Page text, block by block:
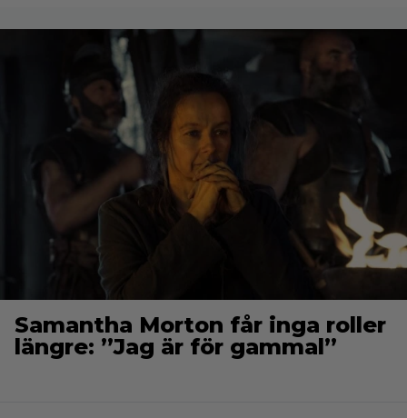
Samantha Morton får inga roller
längre: ”Jag är för gammal”